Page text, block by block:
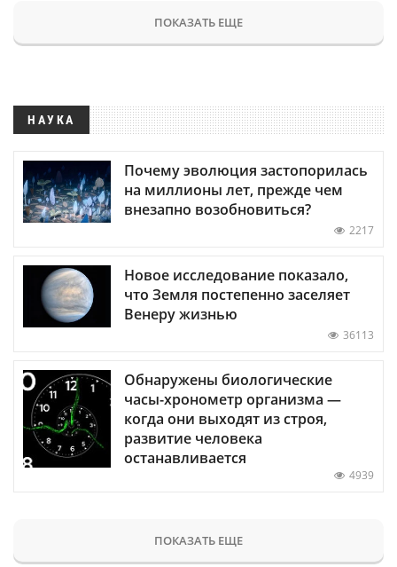
ПОКАЗАТЬ ЕЩЕ
НАУКА
Почему эволюция застопорилась
на миллионы лет, прежде чем
внезапно возобновиться?
2217
Новое исследование показало,
что Земля постепенно заселяет
Венеру жизнью
36113
Обнаружены биологические
часы-хронометр организма —
когда они выходят из строя,
развитие человека
останавливается
4939
ПОКАЗАТЬ ЕЩЕ